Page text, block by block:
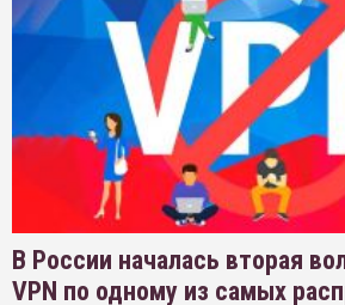
В России началась вторая
VPN по одному из самых